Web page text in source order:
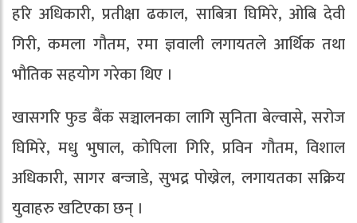
हरि अधिकारी, प्रतीक्षा ढकाल, साबित्रा घिमिरे, ओबि देवी
गिरी, कमला गौतम, रमा ज्ञवाली लगायतले आर्थिक तथा
भौतिक सहयोग गरेका थिए ।
खासगरि फुड बैंक सञ्चालनका लागि सुनिता बेल्वासे, सरोज
घिमिरे, मधु भुषाल, कोपिला गिरि, प्रविन गौतम, विशाल
अधिकारी, सागर बन्जाडे, सुभद्र पोख्रेल, लगायतका सक्रिय
युवाहरु खटिएका छन् ।